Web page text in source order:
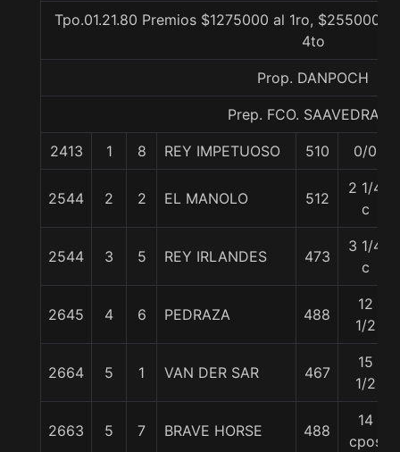
Tpo.01.21.80 Premios $1275000 al 1ro, $255000
4to
Prop. DANPOCH
Prep. FCO. SAAVEDRA C.
2413 1 8 REY IMPETUOSO 510 0/0
2544 2 2 EL MANOLO 512
2 1/4
c
2544 3 5 REY IRLANDES 473
3 1/4
c
2645 4 6 PEDRAZA 488
12
1/2
2664 5 1 VAN DER SAR 467
15
1/2
2663 5 7 BRAVE HORSE 488
14
cpos